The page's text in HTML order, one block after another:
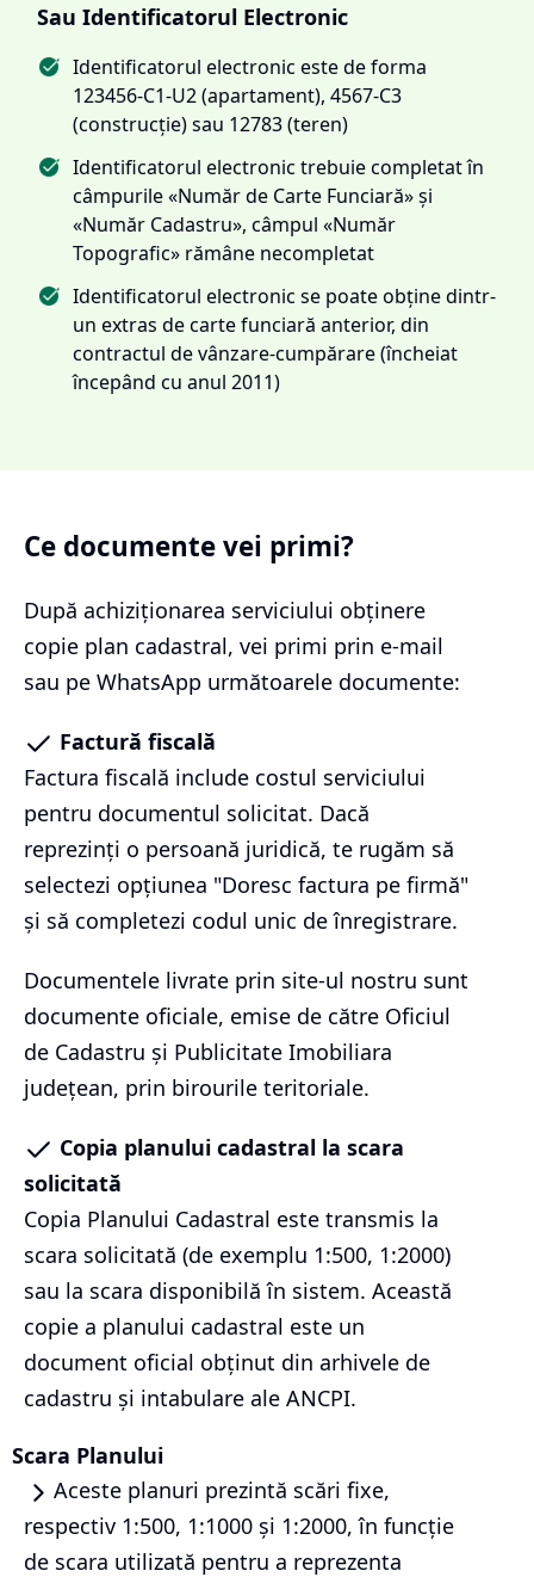
Sau Identificatorul Electronic
Identificatorul electronic este de forma
123456-C1-U2 (apartament), 4567-C3
(construcție) sau 12783 (teren)
Identificatorul electronic trebuie completat în
câmpurile «Număr de Carte Funciară» și
«Număr Cadastru», câmpul «Număr
Topografic» rămâne necompletat
Identificatorul electronic se poate obține dintr-
un extras de carte funciară anterior, din
contractul de vânzare-cumpărare (încheiat
începând cu anul 2011)
Ce documente vei primi?
După achiziționarea serviciului obținere
copie plan cadastral, vei primi prin e-mail
sau pe WhatsApp următoarele documente:
Factură fiscală
Factura fiscală include costul serviciului
pentru documentul solicitat. Dacă
reprezinți o persoană juridică, te rugăm să
selectezi opțiunea "Doresc factura pe firmă"
și să completezi codul unic de înregistrare.
Documentele livrate prin site-ul nostru sunt
documente oficiale, emise de către Oficiul
de Cadastru și Publicitate Imobiliara
județean, prin birourile teritoriale.
Copia planului cadastral la scara
solicitată
Copia Planului Cadastral este transmis la
scara solicitată (de exemplu 1:500, 1:2000)
sau la scara disponibilă în sistem. Această
copie a planului cadastral este un
document oficial obținut din arhivele de
cadastru și intabulare ale ANCPI.
Scara Planului
Aceste planuri prezintă scări fixe,
respectiv 1:500, 1:1000 și 1:2000, în funcție
de scara utilizată pentru a reprezenta